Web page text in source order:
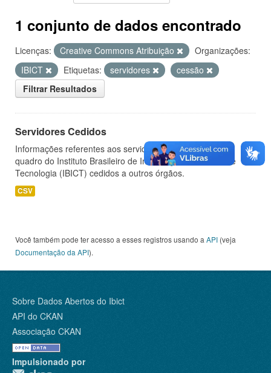
1 conjunto de dados encontrado
Licenças: Creative Commons Atribuição
Organizações:
IBICT
Etiquetas: servidores
cessão
Filtrar Resultados
Servidores Cedidos
Informações referentes aos servidores pertencentes ao
quadro do Instituto Brasileiro de Informação em Ciência e
Tecnologia (IBICT) cedidos a outros órgãos.
CSV
Você também pode ter acesso a esses registros usando a API (veja
Documentação da API).
Sobre Dados Abertos do Ibict
API do CKAN
Associação CKAN
Impulsionado por